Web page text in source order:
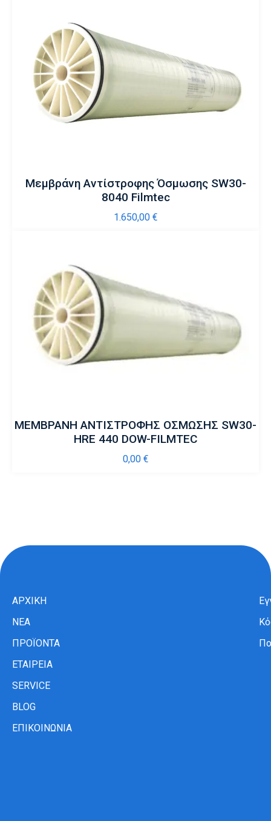
Μεμβράνη Αντίστροφης Όσμωσης SW30-
8040 Filmtec
1.650,00 €
ΜΕΜΒΡΑΝΗ ΑΝΤΙΣΤΡΟΦΗΣ ΟΣΜΩΣΗΣ SW30-
ΗRE 440 DOW-FILMTEC
0,00 €
ΑΡΧΙΚΗ
ΝΕΑ
ΠΡΟΪΟΝΤΑ
ΕΤΑΙΡΕΙΑ
SERVICE
BLOG
ΕΠΙΚΟΙΝΩΝΙΑ